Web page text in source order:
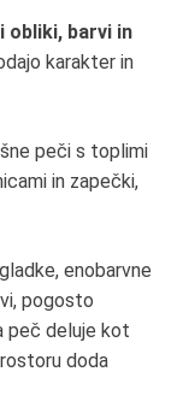
obliki, barvi in
karakter in
peči s toplimi
in zapečki,
enobarvne
pogosto
peč deluje kot
doda